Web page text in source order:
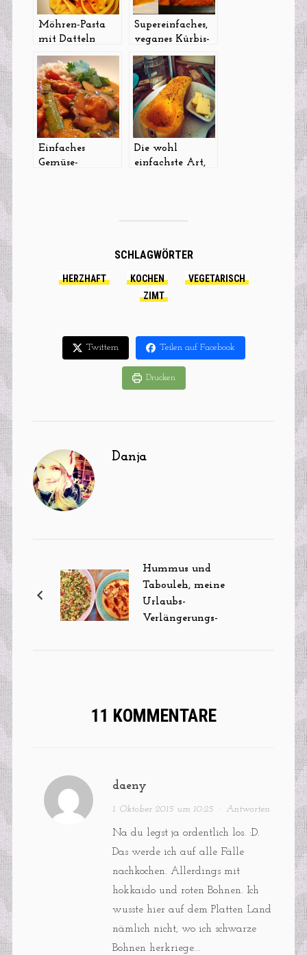
Möhren-Pasta
mit Datteln
Supereinfaches,
veganes Kürbis-
Mango-Curry
Einfaches
Gemüse-
Die wohl
einfachste Art,
SCHLAGWÖRTER
HERZHAFT KOCHEN
VEGETARISCH
ZIMT
Twittern Teilen auf Facebook
Drucken
Danja
Hummus und
Tabouleh, meine
Urlaubs-
Verlängerungs-
11 KOMMENTARE
daeny
1. Oktober 2015 um 10:25 · Antworten
Na du legst ja ordentlich los. :D.
Das werde ich auf alle Fälle
nachkochen. Allerdings mit
hokkaido und roten Bohnen. Ich
wusste hier auf dem Platten Land
nämlich nicht, wo ich schwarze
Bohnen herkriege….